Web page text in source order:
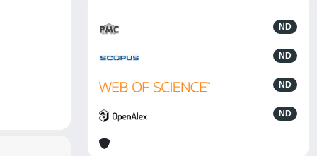
ND
ND
ND
ND